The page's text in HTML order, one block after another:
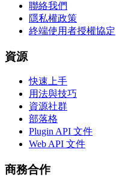
聯絡我們
隱私權政策
終端使用者授權協定
資源
快速上手
用法與技巧
資源社群
部落格
Plugin API 文件
Web API 文件
商務合作